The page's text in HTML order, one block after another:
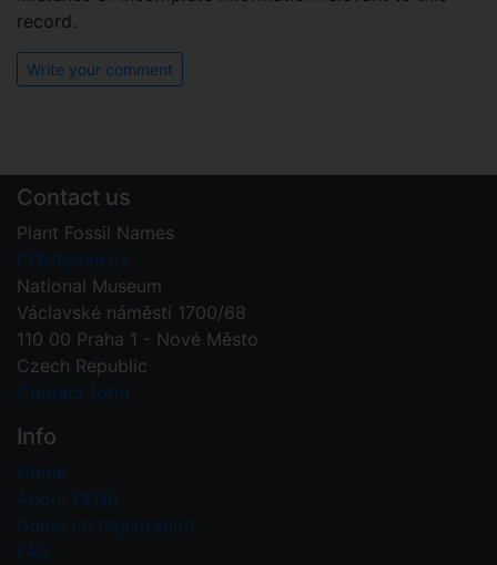
record.
Write your comment
Contact us
Plant Fossil Names
PFNR@nm.cz
National Museum
Václavské náměstí 1700/68
110 00 Praha 1 - Nové Město
Czech Republic
Contact form
Info
Home
About PFNR
Guide on registration
FAQ